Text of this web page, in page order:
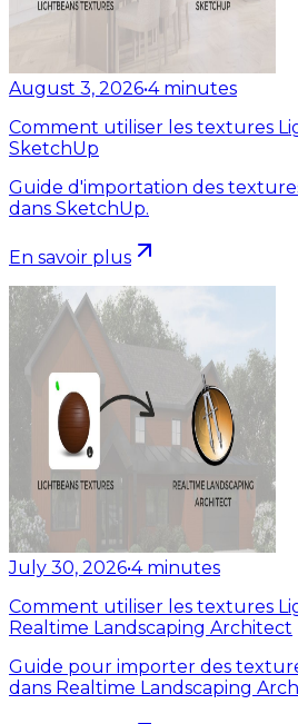
August 3, 2026•4 minutes
Comment utiliser les textures
SketchUp
Guide d'importation des
dans SketchUp.
En savoir plus
July 30, 2026•4 minutes
Comment utiliser les textures
Realtime Landscaping Architect
Guide pour importer des
dans Realtime Landscaping